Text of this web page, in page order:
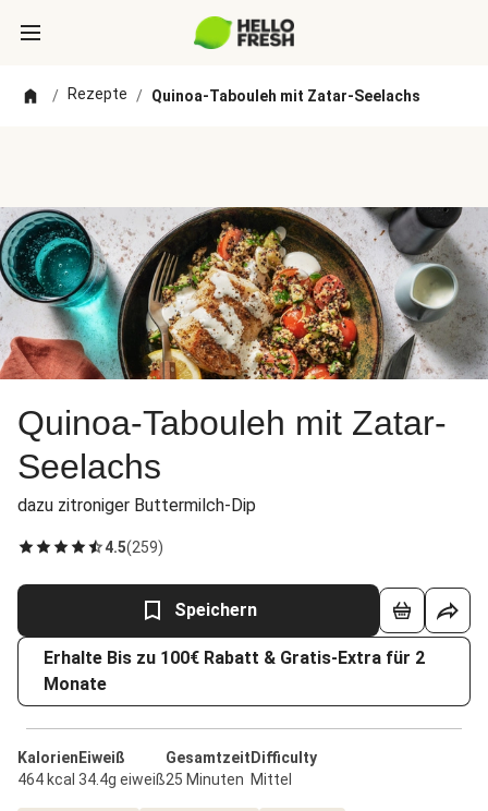
/ Rezepte / Quinoa-Tabouleh mit Zatar-Seelachs
Quinoa-Tabouleh mit Zatar-
Seelachs
dazu zitroniger Buttermilch-Dip
4.5(259)
Speichern
Erhalte Bis zu 100€ Rabatt & Gratis-Extra für 2
Monate
Kalorien
464 kcal
Eiweiß
34.4g eiweiß
Gesamtzeit
25 Minuten
Difficulty
Mittel